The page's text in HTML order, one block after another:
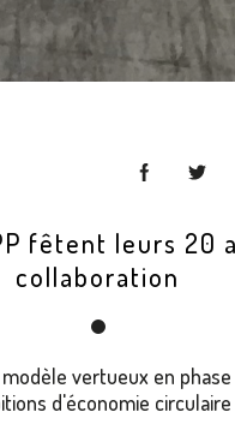
fêtent leurs 20
collaboration
vertueux en
d'économie circulaire